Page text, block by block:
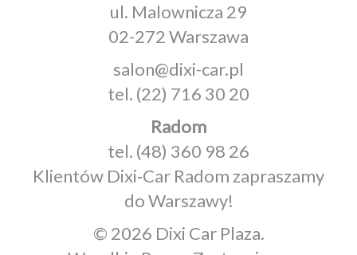
ul. Malownicza 29
02-272 Warszawa
salon@dixi-car.pl
tel. (22) 716 30 20
Radom
tel. (48) 360 98 26
Klientów Dixi‑Car Radom zapraszamy
do Warszawy!
© 2026 Dixi Car Plaza.